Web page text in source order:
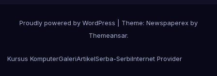
Proudly powered by WordPress
Theme: Newspaperex by
Themeansar.
Kursus KomputerGaleriArtikelSerba-SerbiInternet Provider